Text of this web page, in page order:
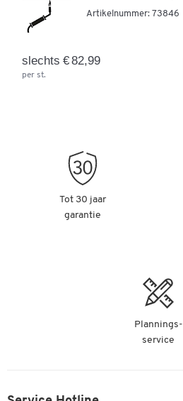
Artikelnummer: 73846
slechts € 82,99
per st.
Tot 30 jaar
garantie
Plannings-
service